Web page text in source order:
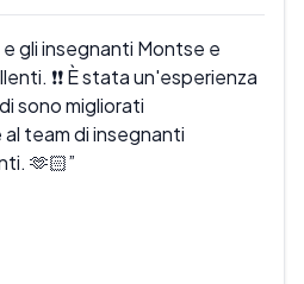
gli insegnanti Montse e
❗❗ È stata un'esperienza
sono migliorati
team di insegnanti
🫶🏻